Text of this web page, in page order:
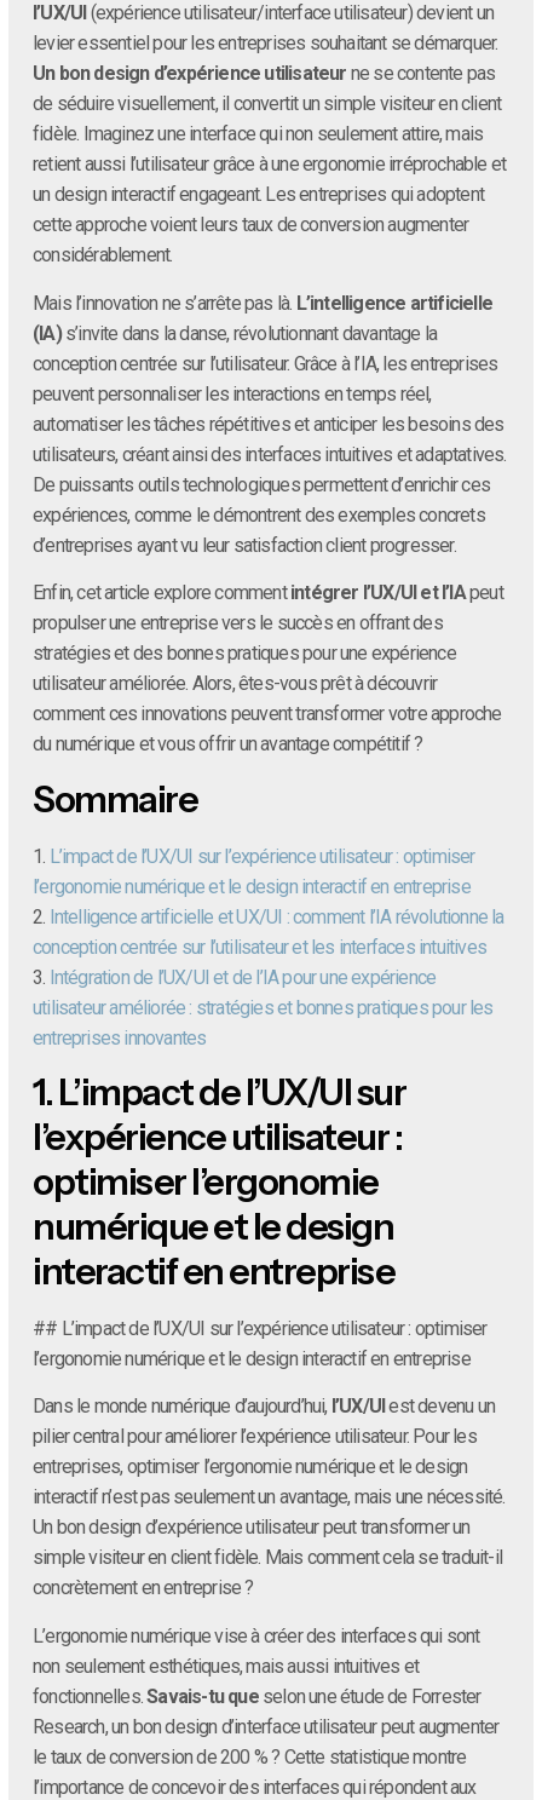
l’UX/UI (expérience utilisateur/interface utilisateur) devient un
levier essentiel pour les entreprises souhaitant se démarquer.
Un bon design d’expérience utilisateur ne se contente pas
de séduire visuellement, il convertit un simple visiteur en client
fidèle. Imaginez une interface qui non seulement attire, mais
retient aussi l’utilisateur grâce à une ergonomie irréprochable et
un design interactif engageant. Les entreprises qui adoptent
cette approche voient leurs taux de conversion augmenter
considérablement.
Mais l’innovation ne s’arrête pas là. L’intelligence artificielle
(IA)s’invite dans la danse, révolutionnant davantage la
conception centrée sur l’utilisateur. Grâce à l’IA, les entreprises
peuvent personnaliser les interactions en temps réel,
automatiser les tâches répétitives et anticiper les besoins des
utilisateurs, créant ainsi des interfaces intuitives et adaptatives.
De puissants outils technologiques permettent d’enrichir ces
expériences, comme le démontrent des exemples concrets
d’entreprises ayant vu leur satisfaction client progresser.
Enfin, cet article explore commentintégrer l’UX/UI et l’IApeut
propulser une entreprise vers le succès en offrant des
stratégies et des bonnes pratiques pour une expérience
utilisateur améliorée. Alors, êtes-vous prêt à découvrir
comment ces innovations peuvent transformer votre approche
du numérique et vous offrir un avantage compétitif ?
Sommaire
1. L’impact de l’UX/UI sur l’expérience utilisateur : optimiser
l’ergonomie numérique et le design interactif en entreprise
2. Intelligence artificielle et UX/UI : comment l’IA révolutionne la
conception centrée sur l’utilisateur et les interfaces intuitives
3. Intégration de l’UX/UI et de l’IA pour une expérience
utilisateur améliorée : stratégies et bonnes pratiques pour les
entreprises innovantes
1.L’impact de l’UX/UI sur
l’expérience utilisateur :
optimiser l’ergonomie
numérique et le design
interactif en entreprise
## L’impact de l’UX/UI sur l’expérience utilisateur : optimiser
l’ergonomie numérique et le design interactif en entreprise
Dans le monde numérique d’aujourd’hui, l’UX/UI est devenu un
pilier central pour améliorer l’expérience utilisateur. Pour les
entreprises, optimiser l’ergonomie numérique et le design
interactif n’est pas seulement un avantage, mais une nécessité.
Un bon design d’expérience utilisateur peut transformer un
simple visiteur en client fidèle. Mais comment cela se traduit-il
concrètement en entreprise ?
L’ergonomie numérique vise à créer des interfaces qui sont
non seulement esthétiques, mais aussi intuitives et
fonctionnelles.Savais-tu queselon une étude de Forrester
Research, un bon design d’interface utilisateur peut augmenter
le taux de conversion de 200 % ? Cette statistique montre
l’importance de concevoir des interfaces qui répondent aux